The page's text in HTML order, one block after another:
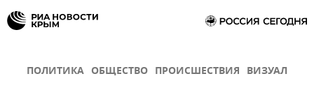
ПОЛИТИКА ОБЩЕСТВО ПРОИСШЕСТВИЯ ВИЗУАЛ